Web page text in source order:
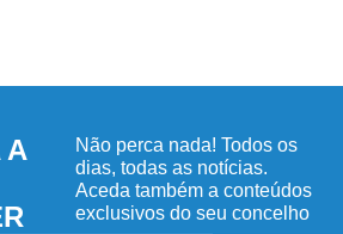
A
Não perca nada! Todos os
dias, todas as notícias.
Aceda também a conteúdos
exclusivos do seu concelho